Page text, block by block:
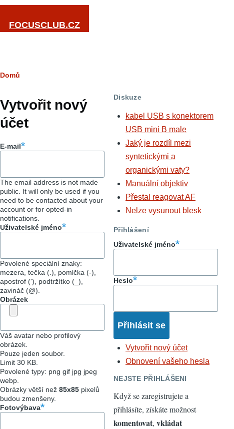
Přejít k hlavnímu obsahu
FOCUSCLUB.CZ
Hlavní
záložky
Drobečková
navigace
Domů
Vytvořit nový
účet
E-mail
The email address is not made
public. It will only be used if you
need to be contacted about your
account or for opted-in
notifications.
Uživatelské jméno
Povolené speciální znaky:
mezera, tečka (.), pomlčka (-),
apostrof ('), podtržítko (_),
zavináč (@).
Obrázek
Váš avatar nebo profilový
obrázek.
Pouze jeden soubor.
Limit 30 KB.
Povolené typy: png gif jpg jpeg
webp.
Obrázky větší než 85x85 pixelů
budou zmenšeny.
Fotovýbava
Diskuze
kabel USB s konektorem
USB mini B male
Jaký je rozdíl mezi
syntetickými a
organickými vaty?
Manuální objektiv
Přestal reagovat AF
Nelze vysunout blesk
Přihlášení
Uživatelské jméno
Heslo
Vytvořit nový účet
Obnovení vašeho hesla
NEJSTE PŘIHLÁŠENI
Když se zaregistrujete a
přihlásíte, získáte možnost
komentovat, vkládat